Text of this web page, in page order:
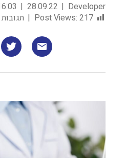
Developer
28.09.22
Post Views: 217 תגובות 0